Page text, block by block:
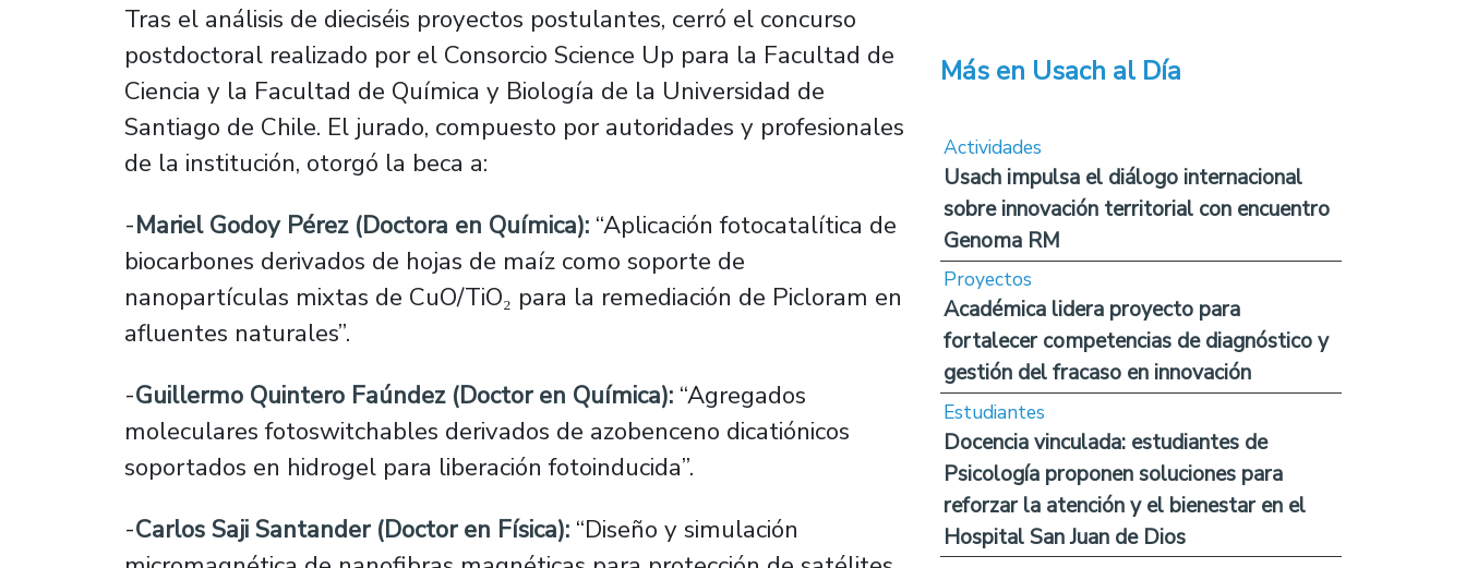
Tras el análisis de dieciséis proyectos postulantes, cerró el concurso
postdoctoral realizado por el Consorcio Science Up para la Facultad de
Ciencia y la Facultad de Química y Biología de la Universidad de
Santiago de Chile. El jurado, compuesto por autoridades y profesionales
de la institución, otorgó la beca a:
-Mariel Godoy Pérez (Doctora en Química): “Aplicación fotocatalítica de
biocarbones derivados de hojas de maíz como soporte de
nanopartículas mixtas de CuO/TiO₂ para la remediación de Picloram en
afluentes naturales”.
-Guillermo Quintero Faúndez (Doctor en Química): “Agregados
moleculares fotoswitchables derivados de azobenceno dicatiónicos
soportados en hidrogel para liberación fotoinducida”.
-Carlos Saji Santander (Doctor en Física): “Diseño y simulación
Más en Usach al Día
Actividades
Usach impulsa el diálogo internacional
sobre innovación territorial con encuentro
Genoma RM
Proyectos
Académica lidera proyecto para
fortalecer competencias de diagnóstico y
gestión del fracaso en innovación
Estudiantes
Docencia vinculada: estudiantes de
Psicología proponen soluciones para
reforzar la atención y el bienestar en el
Hospital San Juan de Dios